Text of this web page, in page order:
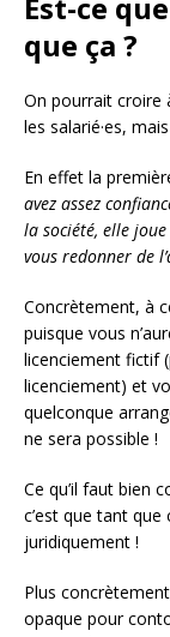
Est-ce
que ça ?
On pourrait croire
les salarié·es,
En effet la
avez assez
la société, elle
vous redonner de
Concrètement, à
puisque vous
licenciement fictif
licenciement) et
quelconque
ne sera possible !
Ce qu’il faut bien
c’est que tant que
juridiquement !
Plus
opaque pour